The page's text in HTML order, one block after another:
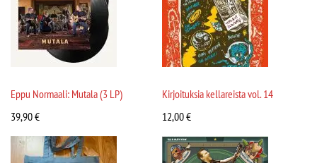
Eppu Normaali: Mutala (3 LP)
39,90€
Kirjoituksia kellareista vol. 14
12,00€